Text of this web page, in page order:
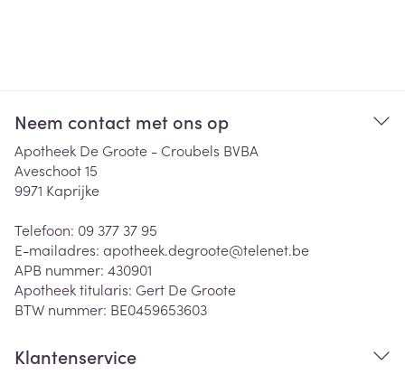
Neem contact met ons op
Apotheek De Groote - Croubels BVBA
Aveschoot 15
9971 Kaprijke
Telefoon: 09 377 37 95
E-mailadres: apotheek.degroote@telenet.be
APB nummer: 430901
Apotheek titularis: Gert De Groote
BTW nummer: BE0459653603
Klantenservice